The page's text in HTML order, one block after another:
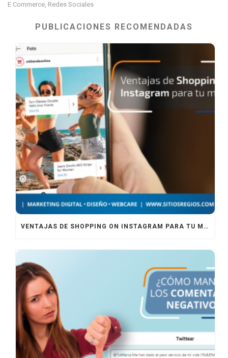
E Commerce, Redes Sociales
PUBLICACIONES RECOMENDADAS
VENTAJAS DE SHOPPING ON INSTAGRAM PARA TU MARCA